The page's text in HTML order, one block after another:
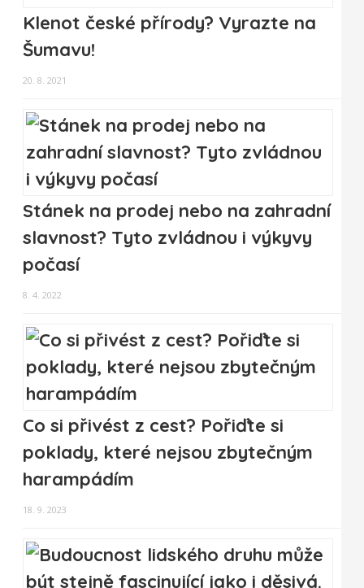
Klenot české přírody? Vyrazte na
Šumavu!
20. 8. 2021
Stánek na prodej nebo na zahradní
slavnost? Tyto zvládnou i výkyvy
počasí
8. 4. 2022
Co si přivést z cest? Pořiďte si
poklady, které nejsou zbytečným
harampádím
18. 9. 2023